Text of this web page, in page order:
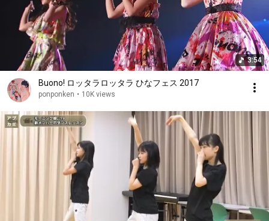
3:54
Buono! ロッタラロッタラ ひなフェス 2017
ponponken • 10K views